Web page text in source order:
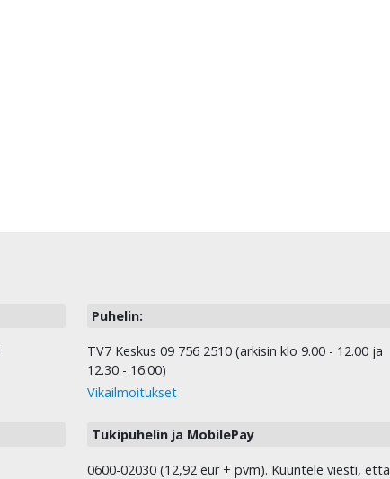
Puhelin:
TV7 Keskus 09 756 2510 (arkisin klo 9.00 - 12.00 ja
12.30 - 16.00)
Vikailmoitukset
Tukipuhelin ja MobilePay
0600-02030 (12,92 eur + pvm). Kuuntele viesti, että